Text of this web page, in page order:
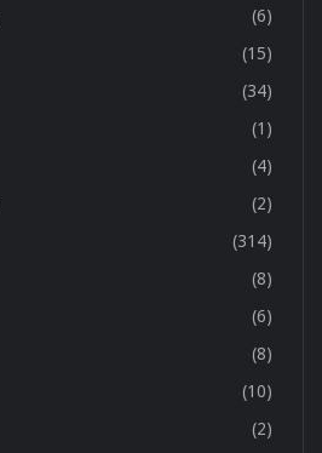
(6)
(15)
(34)
(1)
(4)
(2)
(314)
(8)
(6)
(8)
(10)
(2)